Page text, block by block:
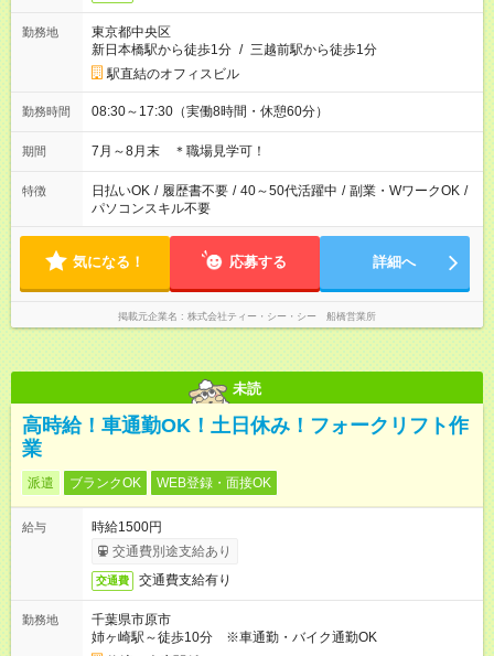
勤務地
東京都中央区
新日本橋駅から徒歩1分 / 三越前駅から徒歩1分
駅直結のオフィスビル
勤務時間 08:30～17:30（実働8時間・休憩60分）
期間 7月～8月末 ＊職場見学可！
特徴 日払いOK / 履歴書不要 / 40～50代活躍中 / 副業・WワークOK /
パソコンスキル不要
気になる！ 応募する 詳細へ
掲載元企業名 株式会社ティー・シー・シー 船橋営業所
未読
高時給！車通勤OK！土日休み！フォークリフト作
業
派遣 ブランクOK WEB登録・面接OK
給与
時給1500円
交通費別途支給あり
交通費 交通費支給有り
勤務地
千葉県市原市
姉ヶ崎駅～徒歩10分 ※車通勤・バイク通勤OK